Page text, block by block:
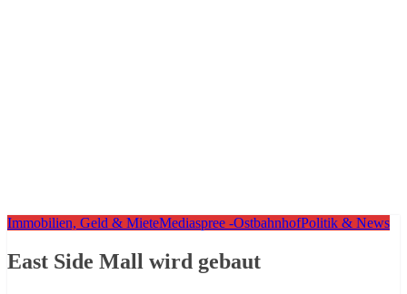
Immobilien, Geld & MieteMediaspree -OstbahnhofPolitik & News
East Side Mall wird gebaut